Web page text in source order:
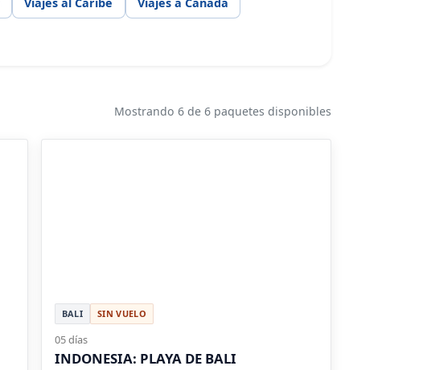
Mostrando 6 de 6 paquetes disponibles
BALI SIN VUELO
05 días
INDONESIA: PLAYA DE BALI